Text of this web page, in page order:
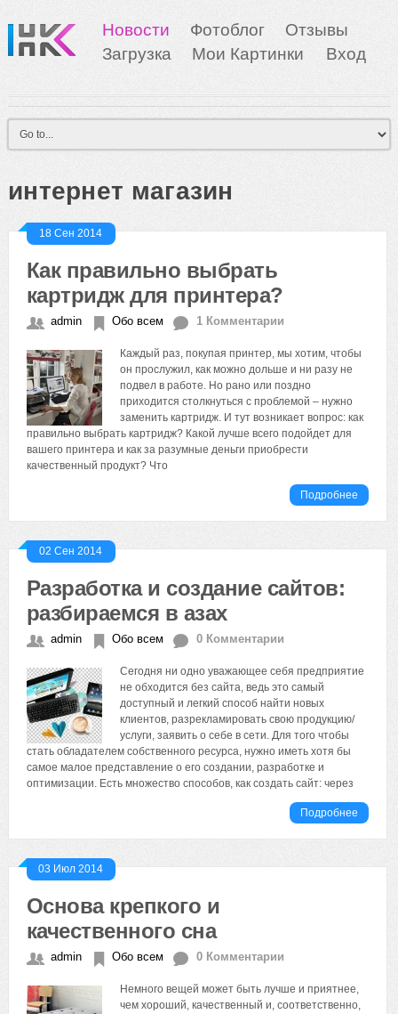
Новости Фотоблог
Отзывы
Загрузка
Мои Картинки Вход
интернет магазин
18 Сен 2014
Как правильно выбрать
картридж для принтера?
admin Обо всем 1 Комментарии
Каждый раз, покупая принтер, мы хотим, чтобы
он прослужил, как можно дольше и ни разу не
подвел в работе. Но рано или поздно
приходится столкнуться с проблемой – нужно
заменить картридж. И тут возникает вопрос: как
правильно выбрать картридж? Какой лучше всего подойдет для
вашего принтера и как за разумные деньги приобрести
качественный продукт? Что
Подробнее
02 Сен 2014
Разработка и создание сайтов:
разбираемся в азах
admin Обо всем 0 Комментарии
Сегодня ни одно уважающее себя предприятие
не обходится без сайта, ведь это самый
доступный и легкий способ найти новых
клиентов, разрекламировать свою продукцию/
услуги, заявить о себе в сети. Для того чтобы
стать обладателем собственного ресурса, нужно иметь хотя бы
самое малое представление о его создании, разработке и
оптимизации. Есть множество способов, как создать сайт: через
Подробнее
03 Июл 2014
Основа крепкого и
качественного сна
admin Обо всем 0 Комментарии
Немного вещей может быть лучше и приятнее,
чем хороший, качественный и, соответственно,